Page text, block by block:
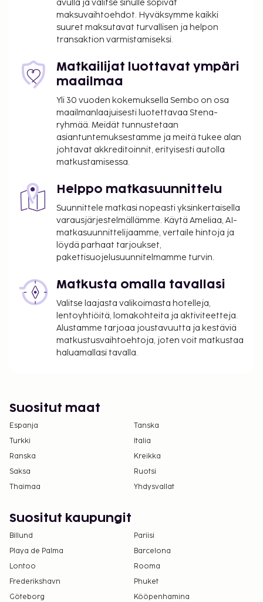
Avustajaeläimistä ei veloiteta lisämaksuja
Siivous on saatavilla lisämaksusta, joka
vaihtelee yöpymisen keston ja yksikön koon
mukaan.
Yllä oleva luettelo ei ehkä kata kaikkea. Maksut ja
takuumaksut eivät välttämättä sisällä veroja, ja ne
saattavat muuttua.
Kansallisten määräysten vuoksi käteismaksut
eivät voi ylittää 1000 EUR:n suuruista summaa
tässä majoituspaikassa. Saat lisätietoja asiasta
ottamalla yhteyttä majoituspaikkaan
Vain sisäänkirjautuneet asiakkaat saavat
oleskella huoneissa.
avulla ja valitse sinulle sopivat
maksuvaihtoehdot. Hyväksymme kaikki
suuret maksutavat turvallisen ja helpon
transaktion varmistamiseksi.
Matkailijat luottavat ympäri
maailmaa
Yli 30 vuoden kokemuksella Sembo on osa
maailmanlaajuisesti luotettavaa Stena-
ryhmää. Meidät tunnustetaan
asiantuntemuksestamme ja meitä tukee alan
johtavat akkreditoinnit, erityisesti autolla
matkustamisessa.
Helppo matkasuunnittelu
Suunnittele matkasi nopeasti yksinkertaisella
varausjärjestelmällämme. Käytä Ameliaa, AI-
matkasuunnittelijaamme, vertaile hintoja ja
löydä parhaat tarjoukset,
pakettisuojelusuunnitelmamme turvin.
Matkusta omalla tavallasi
Valitse laajasta valikoimasta hotelleja,
lentoyhtiöitä, lomakohteita ja aktiviteetteja.
Alustamme tarjoaa joustavuutta ja kestäviä
matkustusvaihtoehtoja, joten voit matkustaa
haluamallasi tavalla.
Suositut maat
Espanja
Tanska
Turkki
Italia
Ranska
Kreikka
Saksa
Ruotsi
Thaimaa
Yhdysvallat
Suositut kaupungit
Billund
Pariisi
Playa de Palma
Barcelona
Lontoo
Rooma
Frederikshavn
Phuket
Göteborg
Kööpenhamina